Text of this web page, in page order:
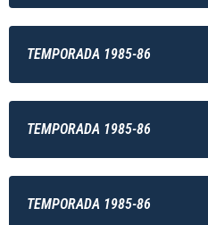
TEMPORADA 1985-86
TEMPORADA 1985-86
TEMPORADA 1985-86